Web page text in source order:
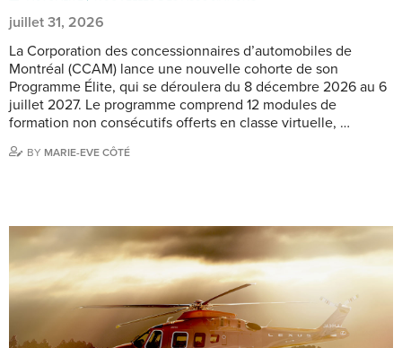
juillet 31, 2026
La Corporation des concessionnaires d’automobiles de
Montréal (CCAM) lance une nouvelle cohorte de son
Programme Élite, qui se déroulera du 8 décembre 2026 au 6
juillet 2027. Le programme comprend 12 modules de
formation non consécutifs offerts en classe virtuelle, …
BY MARIE-EVE CÔTÉ